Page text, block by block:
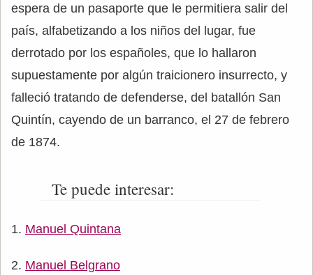
espera de un pasaporte que le permitiera salir del
país, alfabetizando a los niños del lugar, fue
derrotado por los españoles, que lo hallaron
supuestamente por algún traicionero insurrecto, y
falleció tratando de defenderse, del batallón San
Quintín, cayendo de un barranco, el 27 de febrero
de 1874.
Te puede interesar:
Manuel Quintana
Manuel Belgrano